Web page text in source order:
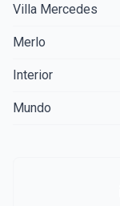
Villa Mercedes
Merlo
Interior
Mundo